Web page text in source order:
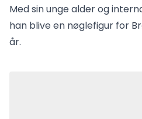
Med sin unge alder og
han blive en nøglefigur for
år.